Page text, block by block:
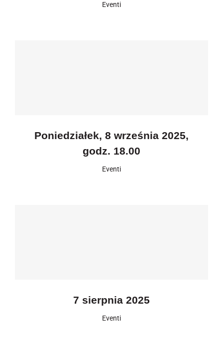
Eventi
Poniedziałek, 8 września 2025,
godz. 18.00
Eventi
7 sierpnia 2025
Eventi